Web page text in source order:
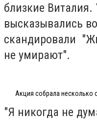
близкие
высказывались
скандировали
не умирают".
Акция собрала несколько
"Я никогда не